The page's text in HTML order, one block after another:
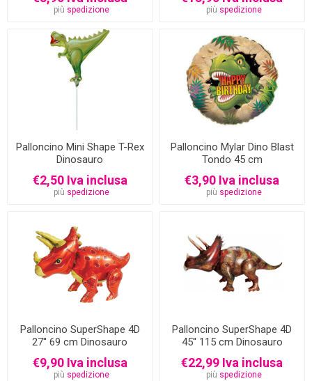
più spedizione più spedizione
Palloncino Mini Shape T-Rex
Dinosauro
€2,50 Iva inclusa
più spedizione
Palloncino Mylar Dino Blast
Tondo 45 cm
€3,90 Iva inclusa
più spedizione
Palloncino SuperShape 4D
27'' 69 cm Dinosauro
Triceratopo
€9,90 Iva inclusa
più spedizione
Palloncino SuperShape 4D
45'' 115 cm Dinosauro
Triceratopo gigante
€22,99 Iva inclusa
più spedizione